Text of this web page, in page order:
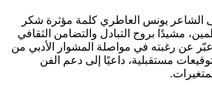
الشاعر يونس العاطري كلمة مؤثرة شكر
مشيدًا بروح التبادل والتضامن الثقافي
عبّر عن رغبته في مواصلة المشوار الأدبي من
مستقبلية، داعيًا إلى دعم الفن